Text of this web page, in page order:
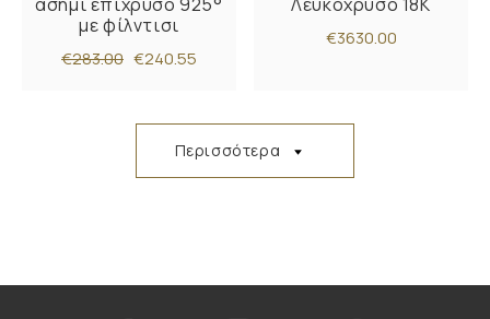
με φίλντισι
€283.00 €240.55
€3630.00
Περισσότερα